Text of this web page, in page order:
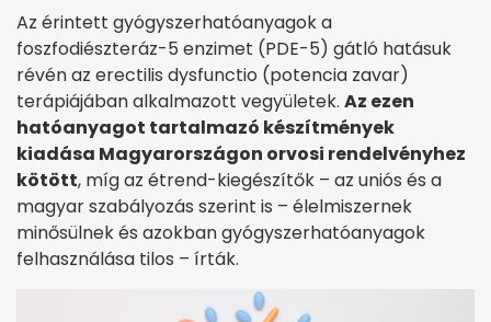
Az érintett gyógyszerhatóanyagok a
foszfodiészteráz-5 enzimet (PDE-5) gátló hatásuk
révén az erectilis dysfunctio (potencia zavar)
terápiájában alkalmazott vegyületek. Az ezen
hatóanyagot tartalmazó készítmények
kiadása Magyarországon orvosi rendelvényhez
kötött, míg az étrend-kiegészítők – az uniós és a
magyar szabályozás szerint is – élelmiszernek
minősülnek és azokban gyógyszerhatóanyagok
felhasználása tilos – írták.